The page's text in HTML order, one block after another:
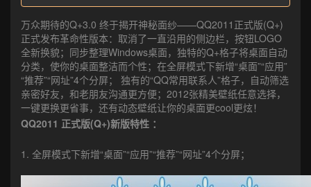
万众期待的Q+3.0 终于揭开神秘面纱——QQ2011正式版(Q+)
正式发布革命性版本：取消了一直沿用的侧边栏，按钮LOGO
全新换貌；同步整理Windows桌面，独特的Q+格子将桌面自动
分类，使你的桌面整洁而个性；在全屏模式下新增“桌面”“应用”
“推荐”“网址”4个分屏； 独有的“QQ常用联系人”格子，自动筛选
亲密好友，和老朋友沟通更方便；2012张精美壁纸任意选择，
一键更换更省事，还有动态壁纸让你的桌面更cool更炫！
QQ2011 正式版(Q+)新版特性 ：
1. 全屏模式下新增“桌面”“应用”“推荐”“网址”4个分屏；